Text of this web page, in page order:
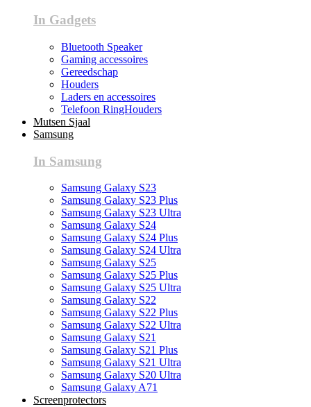
In Gadgets
Bluetooth Speaker
Gaming accessoires
Gereedschap
Houders
Laders en accessoires
Telefoon RingHouders
Mutsen Sjaal
Samsung
In Samsung
Samsung Galaxy S23
Samsung Galaxy S23 Plus
Samsung Galaxy S23 Ultra
Samsung Galaxy S24
Samsung Galaxy S24 Plus
Samsung Galaxy S24 Ultra
Samsung Galaxy S25
Samsung Galaxy S25 Plus
Samsung Galaxy S25 Ultra
Samsung Galaxy S22
Samsung Galaxy S22 Plus
Samsung Galaxy S22 Ultra
Samsung Galaxy S21
Samsung Galaxy S21 Plus
Samsung Galaxy S21 Ultra
Samsung Galaxy S20 Ultra
Samsung Galaxy A71
Screenprotectors